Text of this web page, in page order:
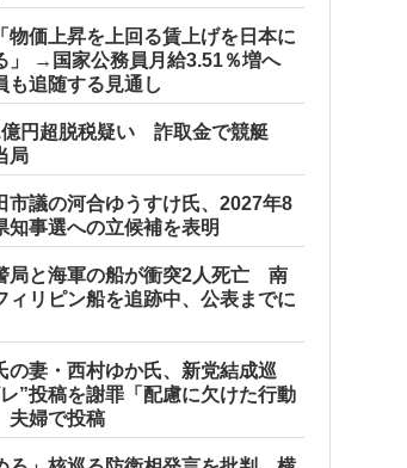
物価上昇を上回る賃上げを日本に
」 →国家公務員月給3.51％増へ
も追随する見通し
円超脱税疑い 詐取金で競艇
局
市議の河合ゆうすけ氏、2027年8
知事選への立候補を表明
局と海軍の船が衝突2人死亡 南
ィリピン船を追跡中、公表までに
の妻・西村ゆか氏、新党結成巡
”投稿を謝罪「配慮に欠けた行動
婦で投稿